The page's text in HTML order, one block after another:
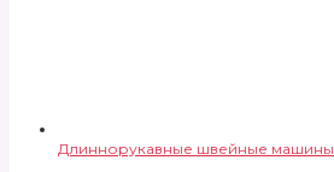
Длиннорукавные швейные машины